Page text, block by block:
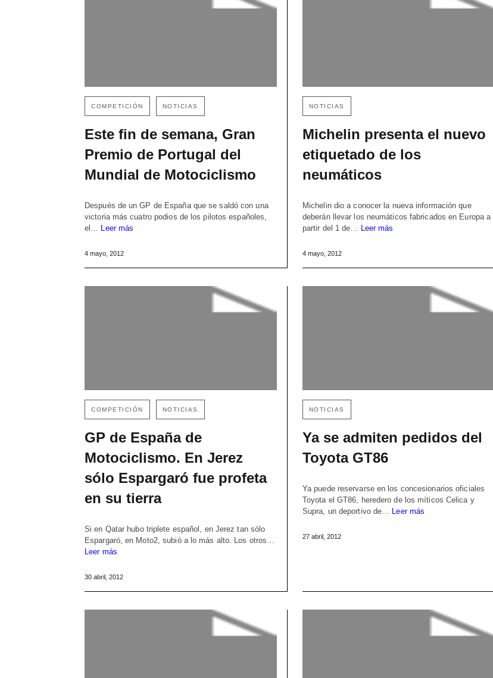
COMPETICIÓN NOTICIAS
Este fin de semana, Gran
Premio de Portugal del
Mundial de Motociclismo
Después de un GP de España que se saldó con una
victoria más cuatro podios de los pilotos españoles,
el…
Leer más
4 mayo, 2012
NOTICIAS
Michelin presenta el nuevo
etiquetado de los
neumáticos
Michelin dio a conocer la nueva información que
deberán llevar los neumáticos fabricados en Europa a
partir del 1 de…
Leer más
4 mayo, 2012
COMPETICIÓN NOTICIAS
GP de España de
Motociclismo. En Jerez
sólo Espargaró fue profeta
en su tierra
Si en Qatar hubo triplete español, en Jerez tan sólo
Espargaró, en Moto2, subió a lo más alto. Los otros…
Leer más
30 abril, 2012
NOTICIAS
Ya se admiten pedidos del
Toyota GT86
Ya puede reservarse en los concesionarios oficiales
Toyota el GT86, heredero de los míticos Celica y
Supra, un deportivo de… Leer más
27 abril, 2012